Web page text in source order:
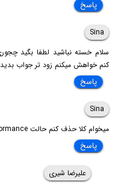
پاسخ
Sina
کنم خواهش میکنم زود تر جواب بدید
پاسخ
Sina
میخوام کلا حذف کنم حالت high performanceرو ولی نمیتونم
پاسخ
علیرضا شیری